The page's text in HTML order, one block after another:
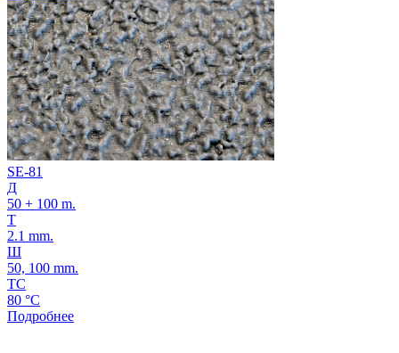
SE-81
Д
50 + 100 m.
Т
2.1 mm.
Ш
50, 100 mm.
ТС
80 °C
Подробнее